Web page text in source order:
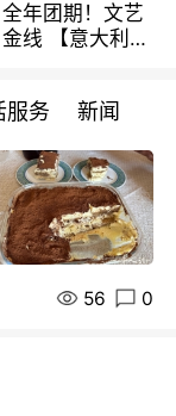
全年团期！文艺
金线 【意大利一
每周铁发！
服务 新闻
56 0